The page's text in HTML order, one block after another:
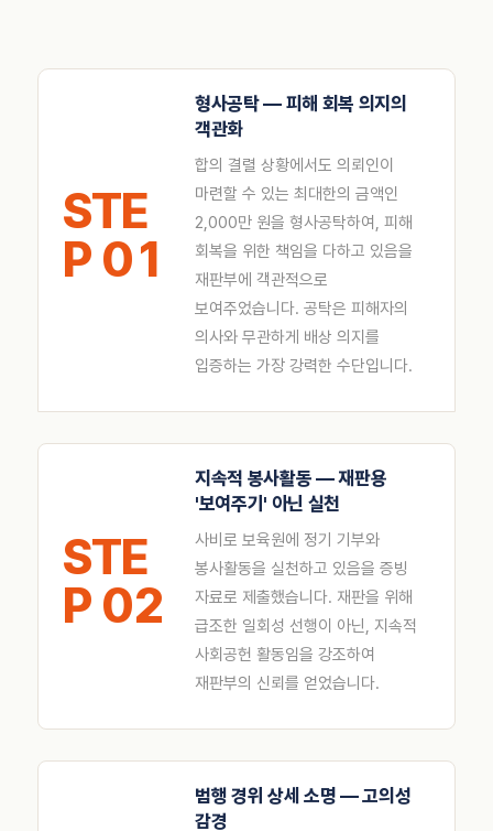
STE
P 01
형사공탁 — 피해 회복 의지의
객관화
합의 결렬 상황에서도 의뢰인이
마련할 수 있는 최대한의 금액인
2,000만 원을 형사공탁하여, 피해
회복을 위한 책임을 다하고 있음을
재판부에 객관적으로
보여주었습니다. 공탁은 피해자의
의사와 무관하게 배상 의지를
입증하는 가장 강력한 수단입니다.
STE
P 02
지속적 봉사활동 — 재판용
'보여주기' 아닌 실천
사비로 보육원에 정기 기부와
봉사활동을 실천하고 있음을 증빙
자료로 제출했습니다. 재판을 위해
급조한 일회성 선행이 아닌, 지속적
사회공헌 활동임을 강조하여
재판부의 신뢰를 얻었습니다.
범행 경위 상세 소명 — 고의성
감경